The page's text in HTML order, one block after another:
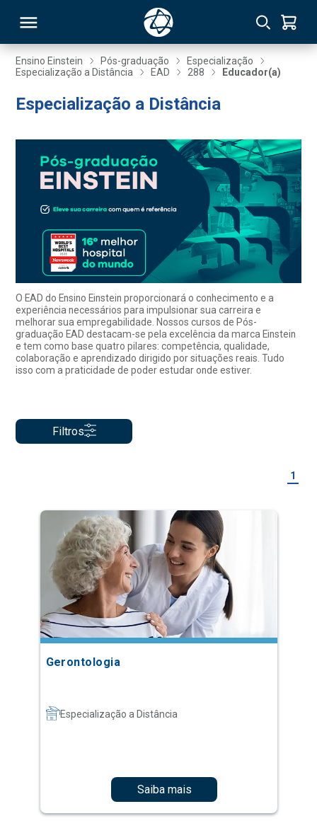
Ensino Einstein Pós-graduação
Especialização
Especialização a Distância
EAD 288 Educador(a)
Especialização a Distância
O EAD do Ensino Einstein proporcionará o conhecimento e a
experiência necessários para impulsionar sua carreira e
melhorar sua empregabilidade. Nossos cursos de Pós-
graduação EAD destacam-se pela excelência da marca Einstein
e tem como base quatro pilares: competência, qualidade,
colaboração e aprendizado dirigido por situações reais. Tudo
isso com a praticidade de poder estudar onde estiver.
Filtros
1
Gerontologia
Especialização a Distância
Saiba mais